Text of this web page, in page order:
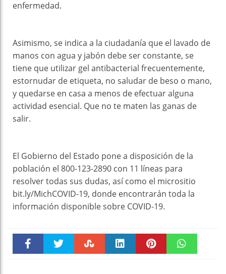
enfermedad.
Asimismo, se indica a la ciudadanía que el lavado de
manos con agua y jabón debe ser constante, se
tiene que utilizar gel antibacterial frecuentemente,
estornudar de etiqueta, no saludar de beso o mano,
y quedarse en casa a menos de efectuar alguna
actividad esencial. Que no te maten las ganas de
salir.
El Gobierno del Estado pone a disposición de la
población el 800-123-2890 con 11 líneas para
resolver todas sus dudas, así como el micrositio
bit.ly/MichCOVID-19, donde encontrarán toda la
información disponible sobre COVID-19.